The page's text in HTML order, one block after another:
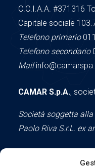
C.C.I.A.A. #371316
Capitale sociale
Telefono primario
Telefono secondario
Mail
CAMAR S.p.A.,
Società soggetta
Paolo Riva S.r.L. ex